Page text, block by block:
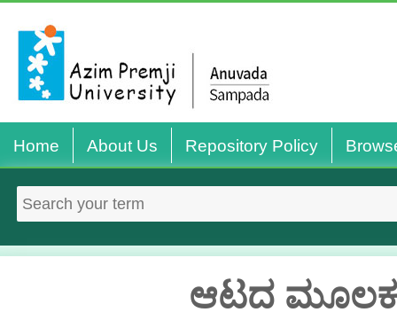
Home About Us Repository Policy
ಆಟದ ಮೂಲಕ